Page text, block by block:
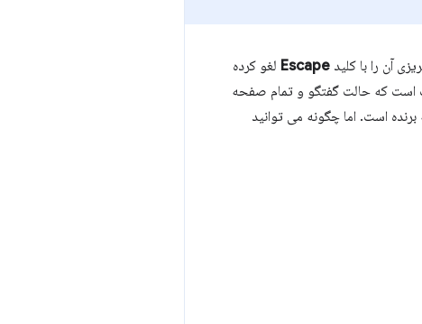
آن را با کلید Escape لغو کرده
است که حالت گفتگو و تمام صفحه
است. اما چگونه می توانید